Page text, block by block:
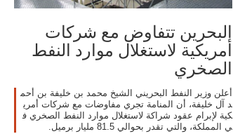
البحرين تتفاوض مع شركات
أمريكية لاستغلال موارد النفط
الصخري
أعلن وزير النفط البحريني الشيخ محمد بن خليفة بن أحم
د آل خليفة، أن المنامة تجري مفاوضات مع شركات أمري
كية لإبرام عقود شراكة لاستغلال موارد النفط الصخري ف
ي المملكة، والتي تقدر بحوالي 81.5 مليار برميل.